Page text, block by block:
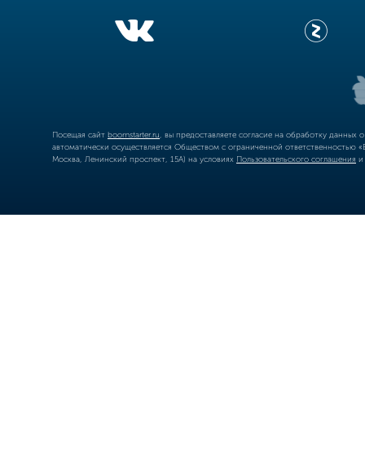
Посещая сайт boomstarter.ru , вы предоставляете согласие на обработку
автоматически осуществляется Обществом с ограниченной
Москва, Ленинский проспект, 15А) на условиях Пользовательского соглашения и